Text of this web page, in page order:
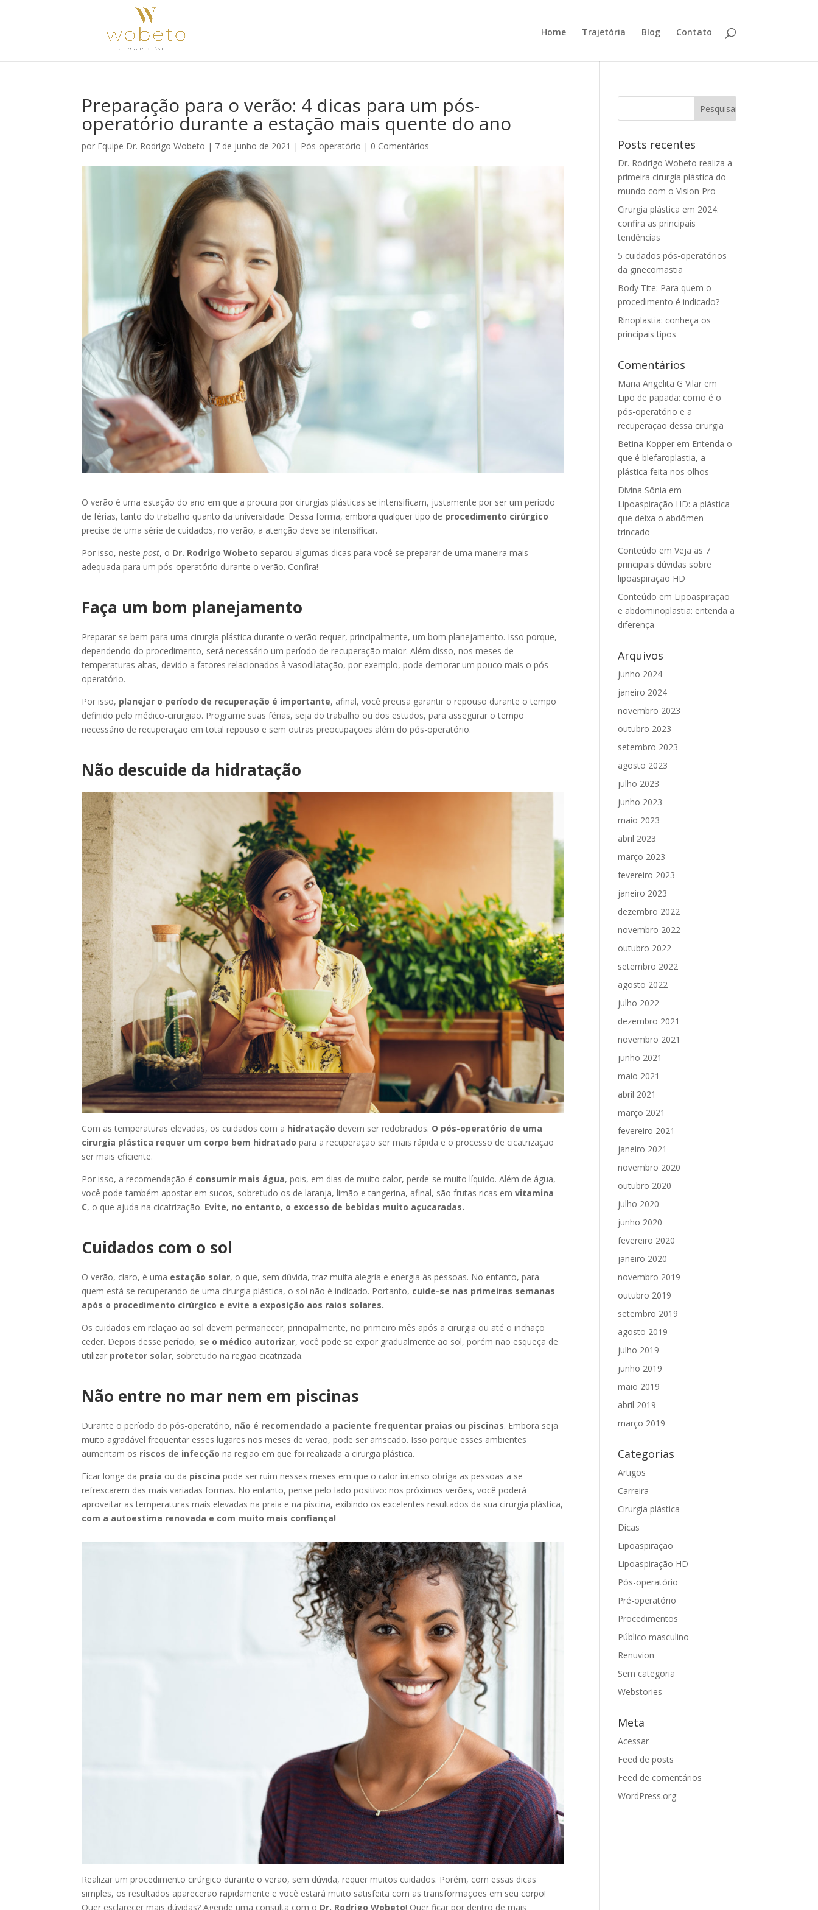
Home Trajetória Blog Contato
Preparação para o verão: 4 dicas para um pós-
operatório durante a estação mais quente do ano
por Equipe Dr. Rodrigo Wobeto | 7 de junho de 2021 | Pós-operatório | 0 Comentários
O verão é uma estação do ano em que a procura por cirurgias plásticas se intensificam, justamente por ser um período
de férias, tanto do trabalho quanto da universidade. Dessa forma, embora qualquer tipo de procedimento cirúrgico
precise de uma série de cuidados, no verão, a atenção deve se intensificar.
Por isso, nestepost, o Dr. Rodrigo Wobeto separou algumas dicas para você se preparar de uma maneira mais
adequada para um pós-operatório durante o verão. Confira!
Faça um bom planejamento
Preparar-se bem para uma cirurgia plástica durante o verão requer, principalmente, um bom planejamento. Isso porque,
dependendo do procedimento, será necessário um período de recuperação maior. Além disso, nos meses de
temperaturas altas, devido a fatores relacionados à vasodilatação, por exemplo, pode demorar um pouco mais o pós-
operatório.
Por isso, planejar o período de recuperação é importante, afinal, você precisa garantir o repouso durante o tempo
definido pelo médico-cirurgião. Programe suas férias, seja do trabalho ou dos estudos, para assegurar o tempo
necessário de recuperação em total repouso e sem outras preocupações além do pós-operatório.
Não descuide da hidratação
Com as temperaturas elevadas, os cuidados com a hidratação devem ser redobrados. O pós-operatório de uma
cirurgia plástica requer um corpo bem hidratado para a recuperação ser mais rápida e o processo de cicatrização
ser mais eficiente.
Por isso, a recomendação é consumir mais água, pois, em dias de muito calor, perde-se muito líquido. Além de água,
você pode também apostar em sucos, sobretudo os de laranja, limão e tangerina, afinal, são frutas ricas emvitamina
C, o que ajuda na cicatrização. Evite, no entanto, o excesso de bebidas muito açucaradas.
Cuidados com o sol
O verão, claro, é uma estação solar, o que, sem dúvida, traz muita alegria e energia às pessoas. No entanto, para
quem está se recuperando de uma cirurgia plástica, o sol não é indicado. Portanto, cuide-se nas primeiras semanas
após o procedimento cirúrgico e evite a exposição aos raios solares.
Os cuidados em relação ao sol devem permanecer, principalmente, no primeiro mês após a cirurgia ou até o inchaço
ceder. Depois desse período, se o médico autorizar, você pode se expor gradualmente ao sol, porém não esqueça de
utilizar protetor solar, sobretudo na região cicatrizada.
Não entre no mar nem em piscinas
Durante o período do pós-operatório, não é recomendado a paciente frequentar praias ou piscinas. Embora seja
muito agradável frequentar esses lugares nos meses de verão, pode ser arriscado. Isso porque esses ambientes
aumentam os riscos de infecçãona região em que foi realizada a cirurgia plástica.
Ficar longe da praia ou da piscinapode ser ruim nesses meses em que o calor intenso obriga as pessoas a se
refrescarem das mais variadas formas. No entanto, pense pelo lado positivo: nos próximos verões, você poderá
aproveitar as temperaturas mais elevadas na praia e na piscina, exibindo os excelentes resultados da sua cirurgia plástica,
com a autoestima renovada e com muito mais confiança!
Realizar um procedimento cirúrgico durante o verão, sem dúvida, requer muitos cuidados. Porém, com essas dicas
simples, os resultados aparecerão rapidamente e você estará muito satisfeita com as transformações em seu corpo!
Quer esclarecer mais dúvidas? Agende uma consulta com o Dr. Rodrigo Wobeto! Quer ficar por dentro de mais
Posts recentes
Dr. Rodrigo Wobeto realiza a
primeira cirurgia plástica do
mundo com o Vision Pro
Cirurgia plástica em 2024:
confira as principais
tendências
5 cuidados pós-operatórios
da ginecomastia
Body Tite: Para quem o
procedimento é indicado?
Rinoplastia: conheça os
principais tipos
Comentários
Maria Angelita G Vilar em
Lipo de papada: como é o
pós-operatório e a
recuperação dessa cirurgia
Betina Kopper em Entenda o
que é blefaroplastia, a
plástica feita nos olhos
Divina Sônia em
Lipoaspiração HD: a plástica
que deixa o abdômen
trincado
Conteúdo emVeja as 7
principais dúvidas sobre
lipoaspiração HD
Conteúdo em Lipoaspiração
e abdominoplastia: entenda a
diferença
Arquivos
junho 2024
janeiro 2024
novembro 2023
outubro 2023
setembro 2023
agosto 2023
julho 2023
junho 2023
maio 2023
abril 2023
março 2023
fevereiro 2023
janeiro 2023
dezembro 2022
novembro 2022
outubro 2022
setembro 2022
agosto 2022
julho 2022
dezembro 2021
novembro 2021
junho 2021
maio 2021
abril 2021
março 2021
fevereiro 2021
janeiro 2021
novembro 2020
outubro 2020
julho 2020
junho 2020
fevereiro 2020
janeiro 2020
novembro 2019
outubro 2019
setembro 2019
agosto 2019
julho 2019
junho 2019
maio 2019
abril 2019
março 2019
Categorias
Artigos
Carreira
Cirurgia plástica
Dicas
Lipoaspiração
Lipoaspiração HD
Pós-operatório
Pré-operatório
Procedimentos
Público masculino
Renuvion
Sem categoria
Webstories
Meta
Acessar
Feed de posts
Feed de comentários
WordPress.org